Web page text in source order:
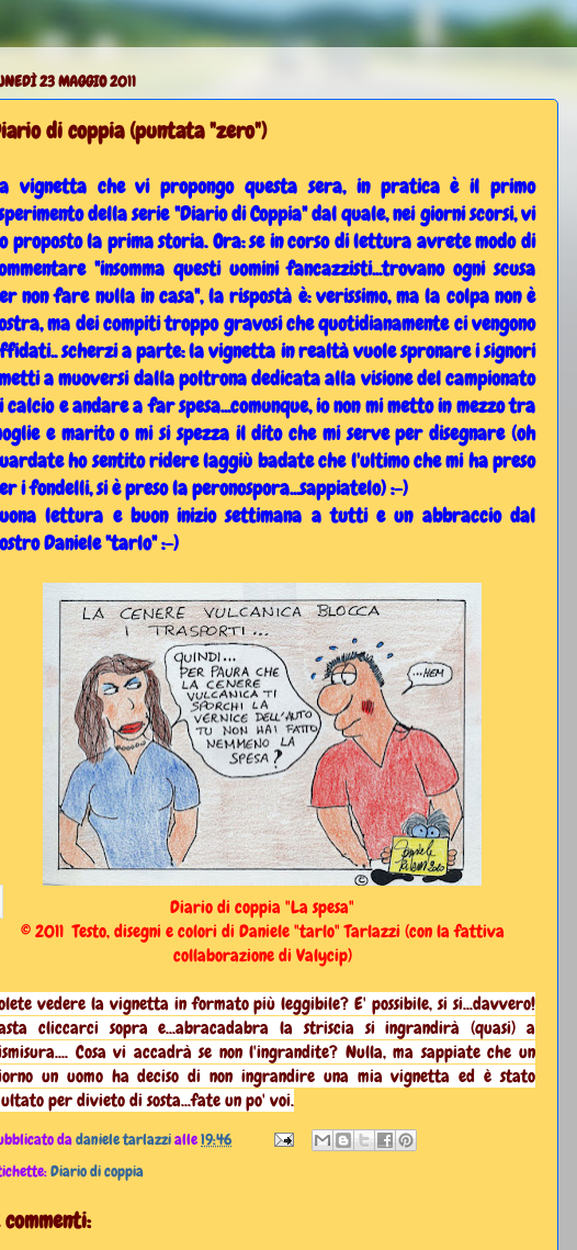
23 MAGGIO 2011
di coppia (puntata "zero")
vignetta che vi propongo questa sera, in pratica è il primo
della serie "Diario di Coppia" dal quale, nei giorni scorsi, vi
proposto la prima storia. Ora: se in corso di lettura avrete modo di
"insomma questi uomini fancazzisti...trovano ogni scusa
non fare nulla in casa", la rispostà è: verissimo, ma la colpa non è
ma dei compiti troppo gravosi che quotidianamente ci vengono
scherzi a parte: la vignetta in realtà vuole spronare i signori
a muoversi dalla poltrona dedicata alla visione del campionato
calcio e andare a far spesa...comunque, io non mi metto in mezzo tra
e marito o mi si spezza il dito che mi serve per disegnare (oh
ho sentito ridere laggiù badate che l'ultimo che mi ha preso
i fondelli, si è preso la peronospora...sappiatelo) :-)
lettura e buon inizio settimana a tutti e un abbraccio dal
Daniele "tarlo" :-)
Diario di coppia "La spesa"
© 2011 Testo, disegni e colori di Daniele "tarlo" Tarlazzi (con la fattiva
collaborazione di Valycip)
vedere la vignetta in formato più leggibile? E' possibile, si si...davvero!
cliccarci sopra e...abracadabra la striscia si ingrandirà (quasi) a
Cosa vi accadrà se non l'ingrandite? Nulla, ma sappiate che un
un uomo ha deciso di non ingrandire una mia vignetta ed è stato
per divieto di sosta...fate un po' voi.
dadaniele tarlazzialle19:46
Diario di coppia